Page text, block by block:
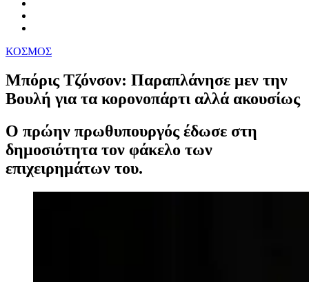
ΚΟΣΜΟΣ
Μπόρις Τζόνσον: Παραπλάνησε μεν την
Βουλή για τα κορονοπάρτι αλλά ακουσίως
Ο πρώην πρωθυπουργός έδωσε στη
δημοσιότητα τον φάκελο των
επιχειρημάτων του.